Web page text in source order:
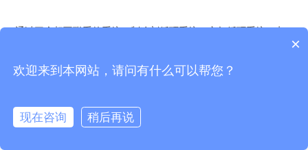
通过三个相互联系的系统：制冷剂循环系统、空气循环系统、电
一、恒温恒湿试验箱制冷剂循环系统：蒸发器中的液态制冷剂吸
吸入并压缩(压力和温度增加),气态制冷剂通过冷凝器(风冷/水冷)
×
欢迎来到本网站，请问有什么可以帮您？
现在咨询 稍后再说